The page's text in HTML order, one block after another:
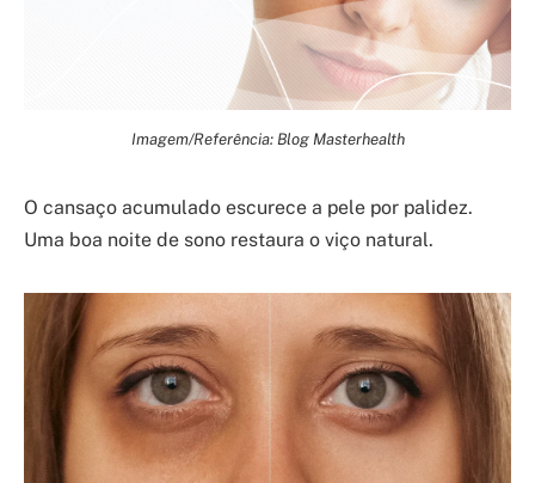
Imagem/Referência: Blog Masterhealth
O cansaço acumulado escurece a pele por palidez.
Uma boa noite de sono restaura o viço natural.